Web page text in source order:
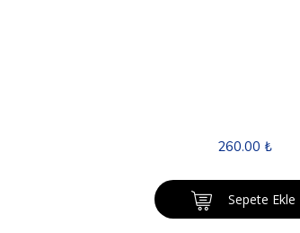
260.00 ₺
Sepete Ekle